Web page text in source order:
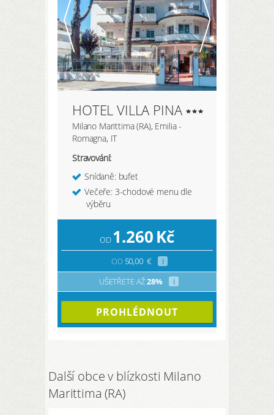
HOTEL VILLA PINA
Milano Marittima (RA), Emilia -
Romagna, IT
Stravování:
Snídaně: bufet
Večeře: 3-chodové menu dle
výběru
OD1.260Kč
OD50,00 €
i
UŠETŘETE AŽ28% i
PROHLÉDNOUT
Další obce v blízkosti Milano
Marittima (RA)